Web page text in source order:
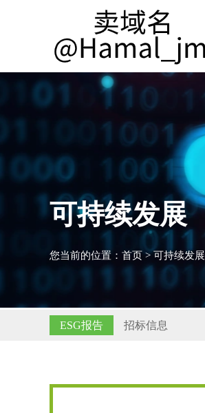
可持续发展
您当前的位置： 首页>可持续发展
ESG报告 招标信息